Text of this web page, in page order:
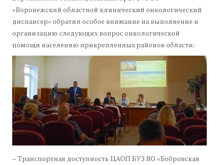
«Воронежский областной клинический онкологический
диспансер» обратил особое внимание на выполнение и
организацию следующих вопрос онкологической
помощи населению прикрепленных районов области:
– Транспортная доступность ЦАОП БУЗ ВО «Бобровская